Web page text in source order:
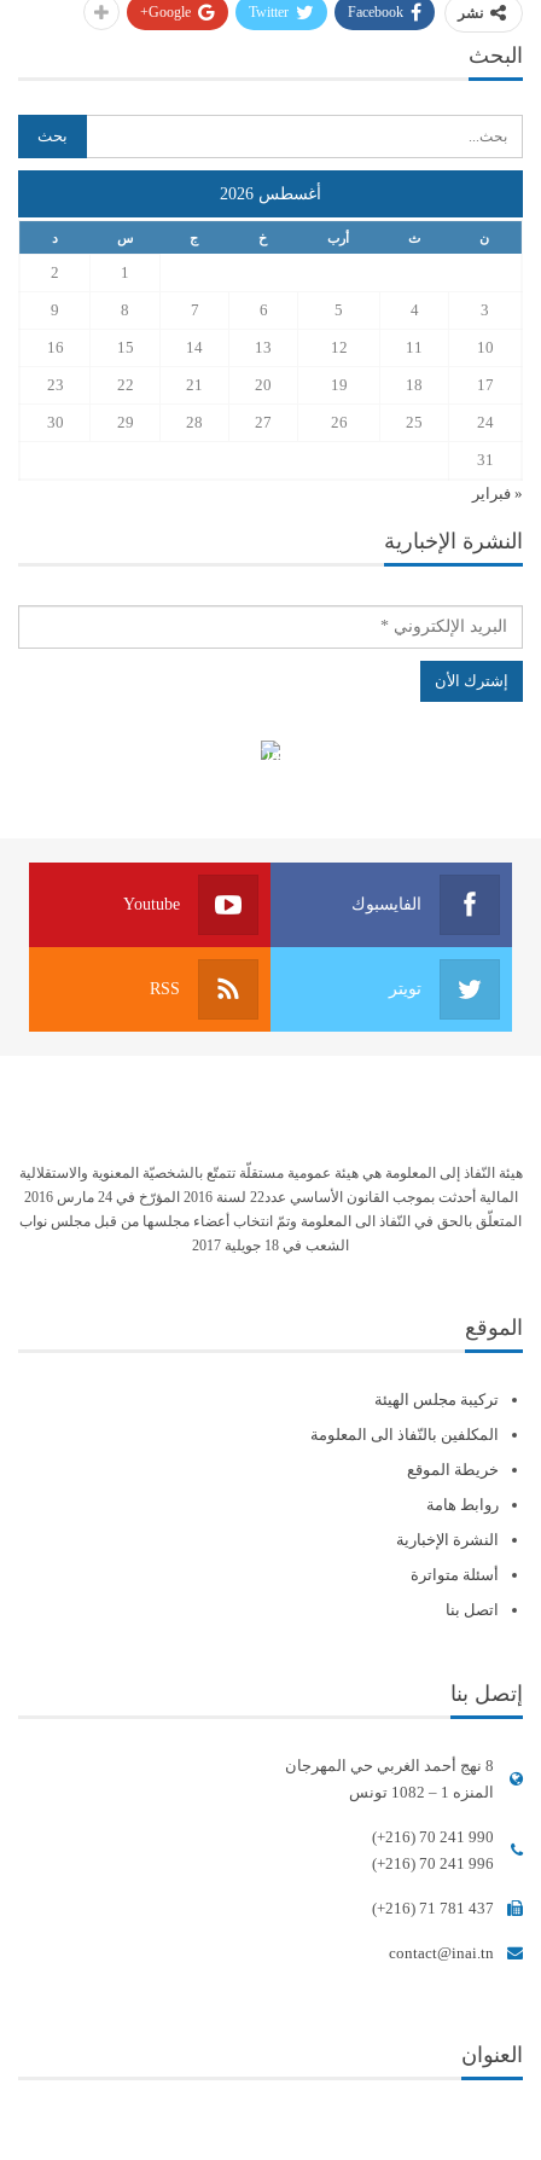
نشر Facebook
Twitter
Google+
البحث
أغسطس 2026
ن ث أرب خ ج س د
1
2
3
4
5
6
7
8
9
10
11
12
13
14
15
16
17
18
19
20
21
22
23
24
25
26
27
28
29
30
31
« فبراير
النشرة الإخبارية
الهياكل الخاضعة لقانون النفاذ إلى المعلومة
الفايسبوك Youtube
تويتر RSS
هيئة النّفاذ إلى المعلومة هي هيئة عمومية مستقلّة تتمتّع بالشخصيّة المعنوية والاستقلالية
المالية أحدثت بموجب القانون الأساسي عدد22 لسنة 2016 المؤرّخ في 24 مارس 2016
المتعلّق بالحق في النّفاذ الى المعلومة وتمّ انتخاب أعضاء مجلسها من قبل مجلس نواب
الشعب في 18 جويلية 2017
الموقع
تركيبة مجلس الهيئة
المكلفين بالنّفاذ الى المعلومة
خريطة الموقع
روابط هامة
النشرة الإخبارية
أسئلة متواترة
اتصل بنا
إتصل بنا
8 نهج أحمد الغربي حي المهرجان
المنزه 1 – 1082 تونس
(+216) 70 241 990
(+216) 70 241 996
(+216) 71 781 437
contact@inai.tn
العنوان